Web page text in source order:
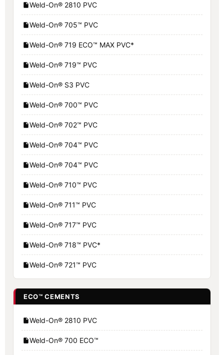
Weld-On® 2810 PVC
Weld-On® 705™ PVC
Weld-On® 719 ECO™ MAX PVC*
Weld-On® 719™ PVC
Weld-On® S3 PVC
Weld-On® 700™ PVC
Weld-On® 702™ PVC
Weld-On® 704™ PVC
Weld-On® 704™ PVC
Weld-On® 710™ PVC
Weld-On® 711™ PVC
Weld-On® 717™ PVC
Weld-On® 718™ PVC*
Weld-On® 721™ PVC
ECO™ CEMENTS
Weld-On® 2810 PVC
Weld-On® 700 ECO™